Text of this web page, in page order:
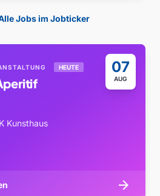
Jobs im Jobticker
07
AUG
HEUTE
Kunsthaus
arrow_forward